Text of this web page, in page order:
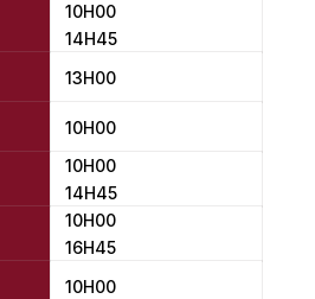
10H00
14H45
13H00
10H00
10H00
14H45
10H00
16H45
10H00